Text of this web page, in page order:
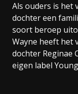
Als ouders is het
dochter een
soort beroep
Wayne heeft het
dochter Reginae
eigen label